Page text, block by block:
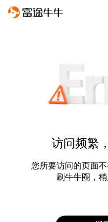
访问频繁
您所要访问的页面
刷牛牛圈，